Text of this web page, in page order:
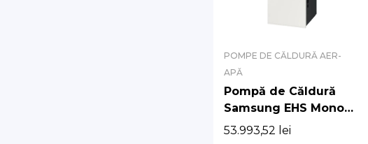
POMPE DE CĂLDURĂ AER-
APĂ
Pompă de Căldură
Samsung EHS Mono
R290 cu Hydro Unit
53.993,52 lei